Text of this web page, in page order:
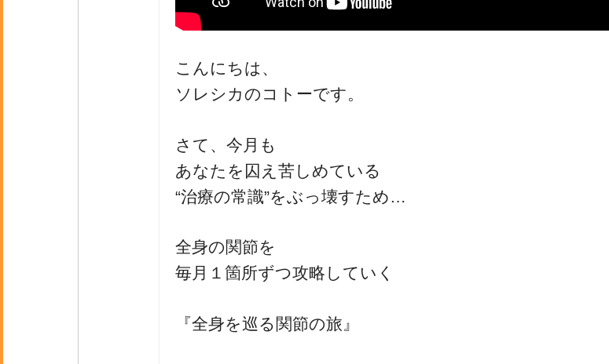
こんにちは、
ソレシカのコトーです。
さて、今月も
あなたを囚え苦しめている
“治療の常識”をぶっ壊すため…
全身の関節を
毎月１箇所ずつ攻略していく
『全身を巡る関節の旅』